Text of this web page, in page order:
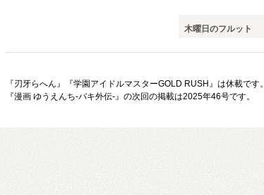
木曜日のフルット
『刃牙らへん』『学園アイドルマスターGOLD RUSH』は休載です。
『漫画 ゆうえんち-バキ外伝-』の次回の掲載は2025年46号です。